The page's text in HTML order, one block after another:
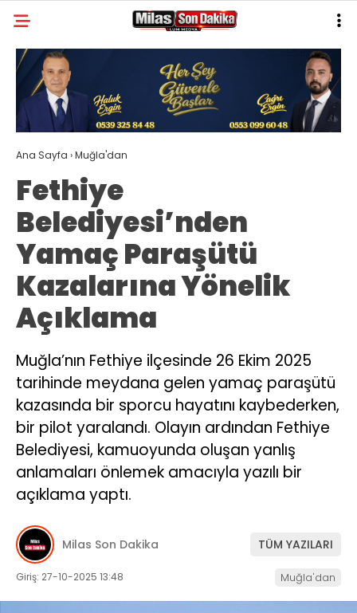
WhatsApp
Facebook
23.2
GALERİ YAZARLAR
MILAS
MUĞLA’DAN
ASAYIŞ
GÜNDEM
EKONOMI
SPOR
VEFAT
GENEL
İLETIŞIM
KÜNYE
Ana Sayfa ›Muğla'dan
Fethiye
Belediyesi’nden
Yamaç Paraşütü
Kazalarına Yönelik
Açıklama
Muğla’nın Fethiye ilçesinde 26 Ekim 2025
tarihinde meydana gelen yamaç paraşütü
kazasında bir sporcu hayatını kaybederken,
bir pilot yaralandı. Olayın ardından Fethiye
Belediyesi, kamuoyunda oluşan yanlış
anlamaları önlemek amacıyla yazılı bir
açıklama yaptı.
Milas Son Dakika TÜM YAZILARI
Giriş: 27-10-2025 13:48 Muğla'dan